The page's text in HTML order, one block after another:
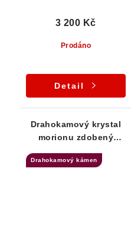
Prodáno
3 200 Kč
Detail
Drahokamový krystal
morionu zdobený
Drahokamový kámen